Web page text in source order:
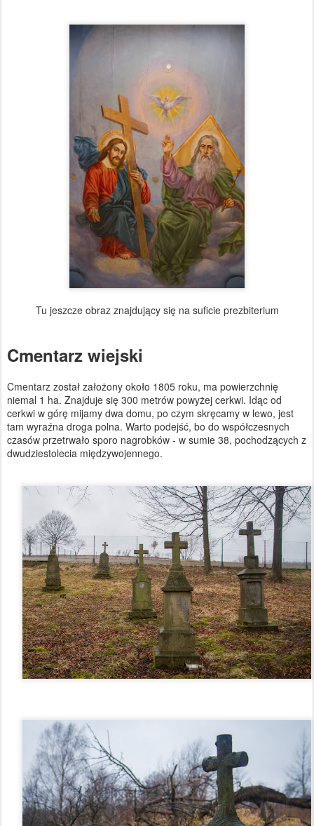
Tu jeszcze obraz znajdujący się na suficie prezbiterium
Cmentarz wiejski
Cmentarz został założony około 1805 roku, ma powierzchnię
niemal 1 ha. Znajduje się 300 metrów powyżej cerkwi. Idąc od
cerkwi w górę mijamy dwa domu, po czym skręcamy w lewo, jest
tam wyraźna droga polna. Warto podejść, bo do współczesnych
czasów przetrwało sporo nagrobków - w sumie 38, pochodzących z
dwudziestolecia międzywojennego.